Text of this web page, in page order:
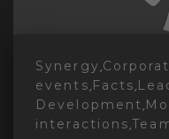
Synergy,
events,Facts,
Development,
interactions,